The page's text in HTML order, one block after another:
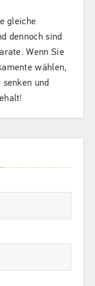
gleiche
dennoch sind
Wenn Sie
wählen,
und